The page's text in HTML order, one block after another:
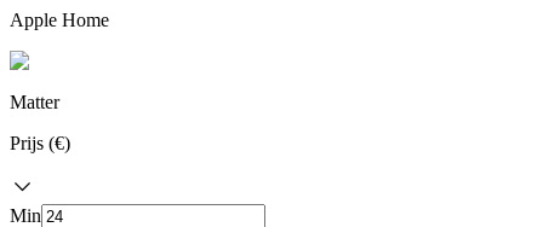
Apple Home
Matter
Prijs (€)
Min